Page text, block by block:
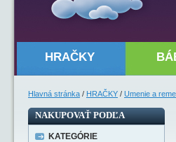
HRAČKY
Hlavná stránka / HRAČKY / Umenie a
NAKUPOVAŤ PODĽA
KATEGÓRIE